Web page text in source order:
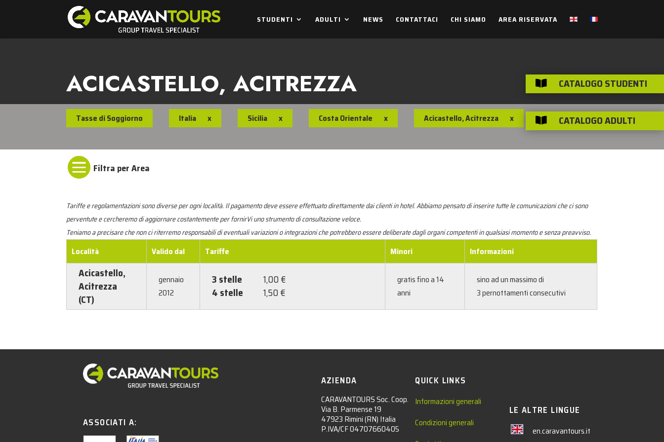
STUDENTI ADULTI NEWS CONTATTACI CHI SIAMO AREA RISERVATA
ACICASTELLO, ACITREZZA
Tasse di Soggiorno Italia x Sicilia x Costa Orientale x Acicastello, Acitrezza x

Tariffe e regolamentazioni sono diverse per ogni località. Il pagamento deve essere effettuato direttamente dai clienti in hotel. Abbiamo pensato di inserire tutte le comunicazioni che ci sono
perventute e cercheremo di aggiornare costantemente per fornirVi uno strumento di consultazione veloce.
Teniamo a precisare che non ci riterremo responsabili di eventuali variazioni o integrazioni che potrebbero essere deliberate dagli organi competenti in qualsiasi momento e senza preavviso.
Località Valido dal Tariffe Minori Informazioni
Acicastello,
Acitrezza
(CT)
gennaio
2012
3 stelle
1,00 €
4 stelle
1,50 €
gratis fino a 14
anni
sino ad un massimo di
3 pernottamenti consecutivi
ASSOCIATI A:
AZIENDA
CARAVANTOURS Soc. Coop.
Via B. Parmense 19
47923 Rimini (RN) Italia
P.IVA/CF 04707660405
QUICK LINKS
Informazioni generali
Condizioni generali
LE ALTRE LINGUE
en.caravantours.it
 CATALOGO STUDENTI
 CATALOGO ADULTI